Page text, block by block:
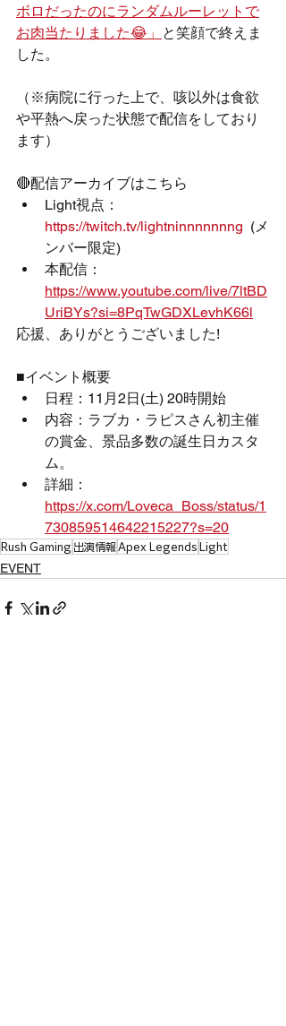
ボロだったのにランダムルーレットで
お肉当たりました😂」 と笑顔で終えま
した。
（※病院に行った上で、咳以外は食欲
や平熱へ戻った状態で配信をしており
ます）
🔴配信アーカイブはこちら
Light視点：
https://twitch.tv/lightninnnnnnng
  (メ
ンバー限定)
本配信：
https://www.youtube.com/live/7ltBD
UriBYs?si=8PqTwGDXLevhK66l
応援、ありがとうございました!
■イベント概要
日程：11月2日(土) 20時開始
内容：ラブカ・ラピスさん初主催
の賞金、景品多数の誕生日カスタ
ム。
詳細：
https://x.com/Loveca_Boss/status/1
730859514642215227?s=20
Rush Gaming 出演情報 Apex Legends Light
EVENT